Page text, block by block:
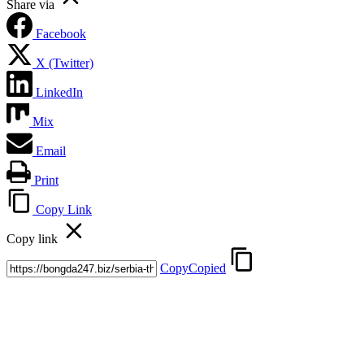
Share via
Facebook
X (Twitter)
LinkedIn
Mix
Email
Print
Copy Link
Copy link
CopyCopied